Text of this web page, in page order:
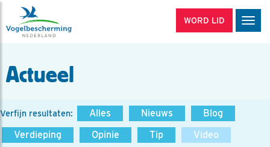
WORD LID
Actueel
Verfijn resultaten: Alles Nieuws
Blog
Verdieping
Opinie Tip
Video